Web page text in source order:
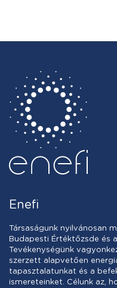
Enefi
Társaságunk nyilvánosan
Budapesti Értéktőzsde és
Tevékenységünk
szerzett alapvetően
tapasztalatunkat és a
ismereteinket. Célunk az,